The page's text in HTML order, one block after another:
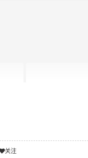
关注